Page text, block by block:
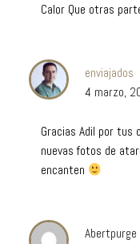
Calor Que otras
enviajados
4 marzo,
Gracias Adil por tus
nuevas fotos de
encanten
Abertpurge